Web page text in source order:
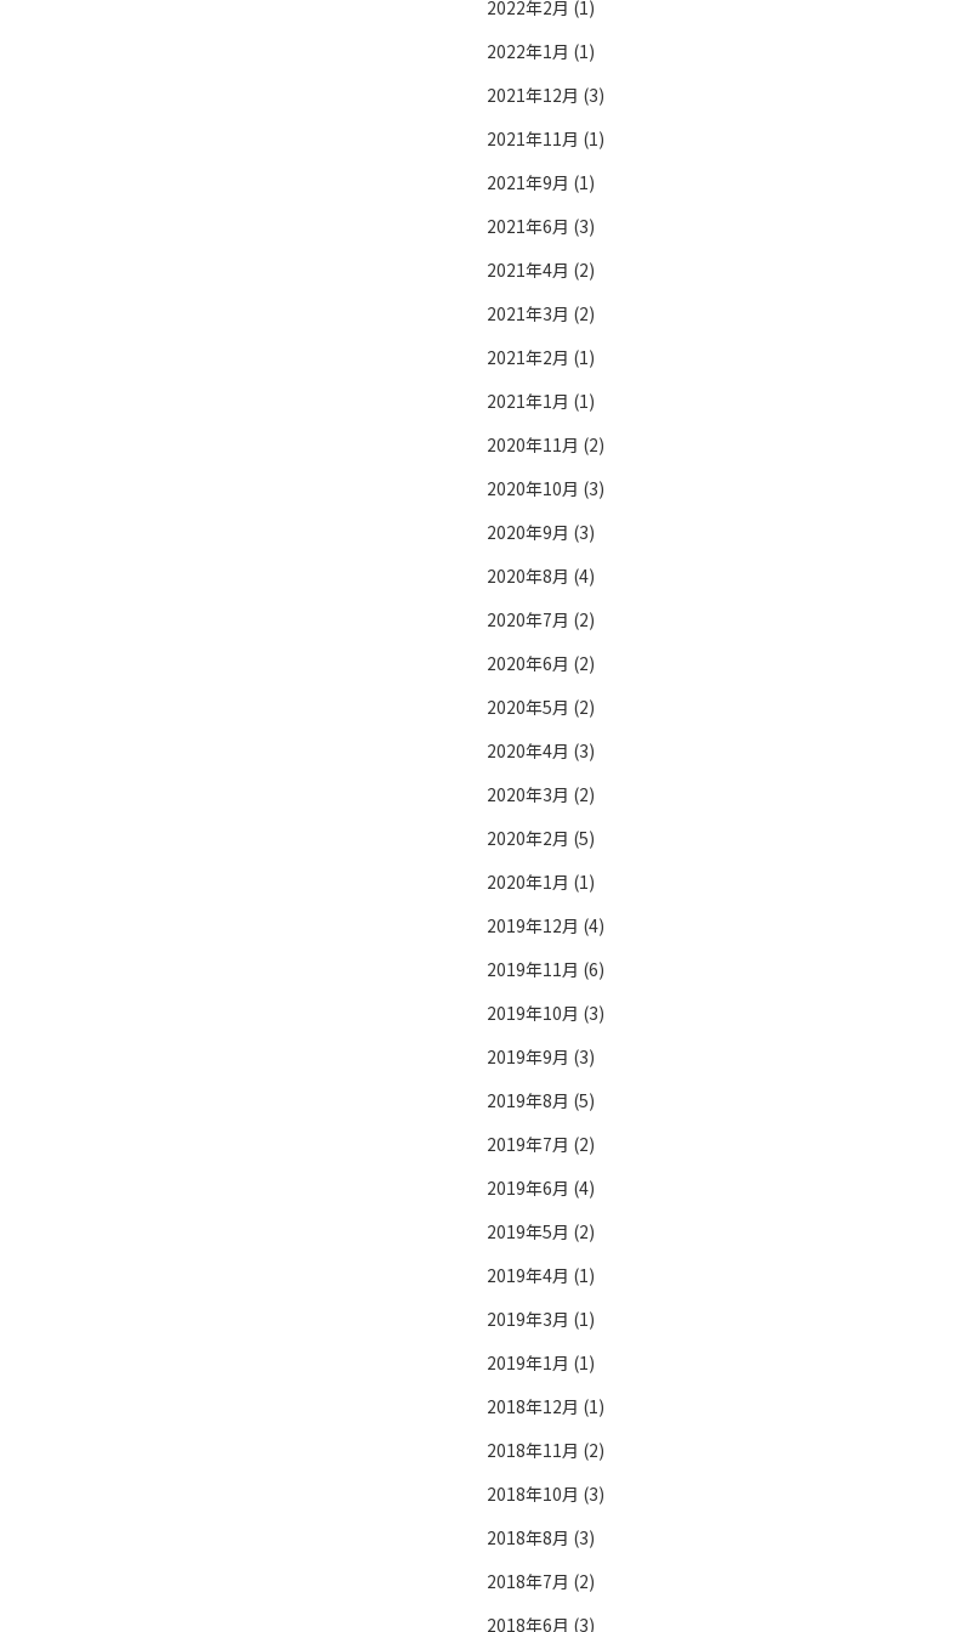
2022年2月 (1)
2022年1月 (1)
2021年12月 (3)
2021年11月 (1)
2021年9月 (1)
2021年6月 (3)
2021年4月 (2)
2021年3月 (2)
2021年2月 (1)
2021年1月 (1)
2020年11月 (2)
2020年10月 (3)
2020年9月 (3)
2020年8月 (4)
2020年7月 (2)
2020年6月 (2)
2020年5月 (2)
2020年4月 (3)
2020年3月 (2)
2020年2月 (5)
2020年1月 (1)
2019年12月 (4)
2019年11月 (6)
2019年10月 (3)
2019年9月 (3)
2019年8月 (5)
2019年7月 (2)
2019年6月 (4)
2019年5月 (2)
2019年4月 (1)
2019年3月 (1)
2019年1月 (1)
2018年12月 (1)
2018年11月 (2)
2018年10月 (3)
2018年8月 (3)
2018年7月 (2)
2018年6月 (3)